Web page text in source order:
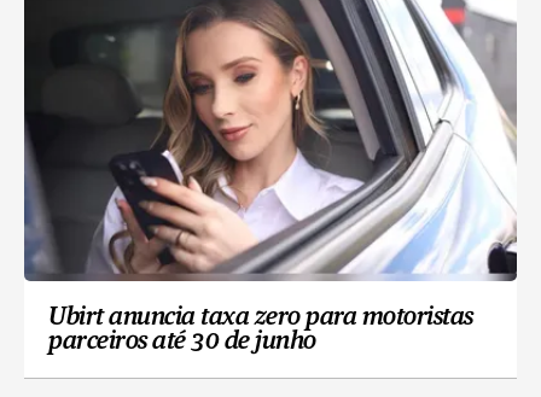
Ubirt anuncia taxa zero para motoristas
parceiros até 30 de junho